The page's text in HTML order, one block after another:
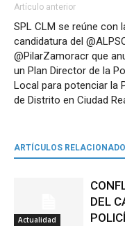
Artículo anterior
SPL CLM se reúne con
candidatura del
@PilarZamoracr que
un Plan Director de la
Local para potenciar la
de Distrito en Ciudad
ARTÍCULOS
Actualidad
DEL